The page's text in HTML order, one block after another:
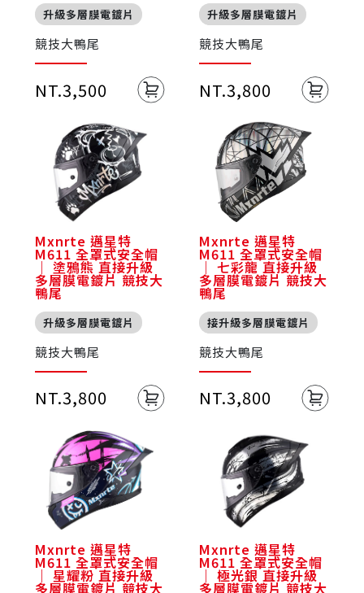
升級多層膜電鍍片
競技大鴨尾
NT.3,500
升級多層膜電鍍片
競技大鴨尾
NT.3,800
Mxnrte 邁星特
M611 全罩式安全帽
｜ 塗鴉熊 直接升級
多層膜電鍍片 競技大
鴨尾
升級多層膜電鍍片
競技大鴨尾
NT.3,800
Mxnrte 邁星特
M611 全罩式安全帽
｜ 七彩龍 直接升級
多層膜電鍍片 競技大
鴨尾
接升級多層膜電鍍片
競技大鴨尾
NT.3,800
Mxnrte 邁星特
M611 全罩式安全帽
｜ 星耀粉 直接升級
多層膜電鍍片 競技大
Mxnrte 邁星特
M611 全罩式安全帽
｜ 極光銀 直接升級
多層膜電鍍片 競技大